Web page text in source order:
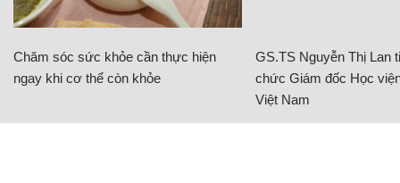
Chăm sóc sức khỏe cần thực hiện
ngay khi cơ thể còn khỏe
GS.TS Nguyễn Thị Lan
chức Giám đốc Học
Việt Nam